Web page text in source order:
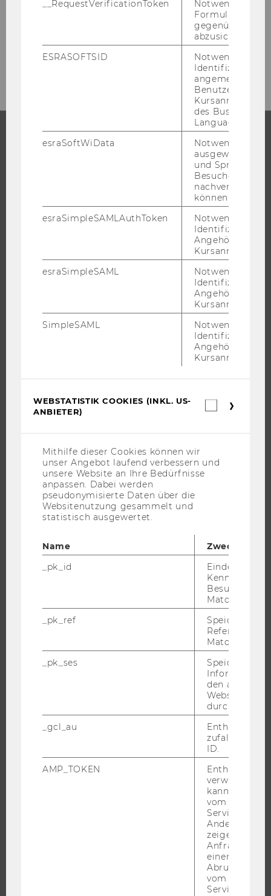
INTERNATIONALE UND INCOMING EXCHANGE STUDIERENDE
FORSCHUNGSPORTAL
IMPACT DER FORSCHUNG
ORGANISATION DER FORSCHUNG
FORSCHUNGSINFRASTRUKTUR
__RequestVerificationToken
Notwendig, um
gegenüber
abzusichern.
ESRASOFTSID
Notwendig zur
Identifizierung
angemeldeten
Benutzers im
des Business
Language
esraSoftWiData
Notwendig um
ausgewählte
und
Besuchers
nachverfolgen
können.
esraSimpleSAMLAuthToken
Notwendig zur
Identifizierung
Angehörige/r für
Kursanmeldung.
esraSimpleSAML
Notwendig zur
Identifizierung
Angehörige/r für
Kursanmeldung.
SimpleSAML
Notwendig zur
Identifizierung
Angehörige/r für
Kursanmeldung.
WEBSTATISTIK COOKIES (INKL. US-
ANBIETER)
Mithilfe dieser Cookies können wir
unser Angebot laufend verbessern und
unsere Website an Ihre Bedürfnisse
anpassen. Dabei werden
pseudonymisierte Daten über die
Websitenutzung gesammelt und
statistisch ausgewertet.
Name
Zweck
_pk_id
Eindeutige
Besuchers
Matomo.
_pk_ref
Speicherung
Referrers
Matomo.
_pk_ses
Speicherung
den aktuellen
durch
_gcl_au
Enthält eine
ID.
AMP_TOKEN
Enthält ein
verwendet
kann, um
vom AMP-
Service
Andere
zeigen Opt-
Anfrage im
einen Fehler
Abrufen
vom AMP
Service an.